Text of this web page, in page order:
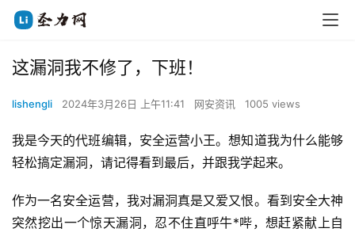
这漏洞我不修了，下班！
lishengli 2024年3月26日 上午11:41 网安资讯 1005 views
我是今天的代班编辑，安全运营小王。想知道我为什么能够
轻松搞定漏洞，请记得看到最后，并跟我学起来。
作为一名安全运营，我对漏洞真是又爱又恨。看到安全大神
突然挖出一个惊天漏洞，忍不住直呼牛*哔，想赶紧献上自